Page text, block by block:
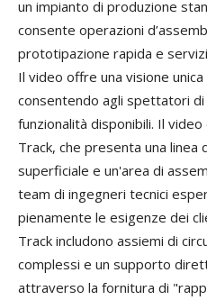
un impianto di produzione
consente operazioni
prototipazione rapida e
Il video offre una visione
consentendo agli spettatori
funzionalità disponibili. Il
Track, che presenta una linea
superficiale e un'area di
team di ingegneri tecnici
pienamente le esigenze dei
Track includono assiemi di
complessi e un supporto
attraverso la fornitura di